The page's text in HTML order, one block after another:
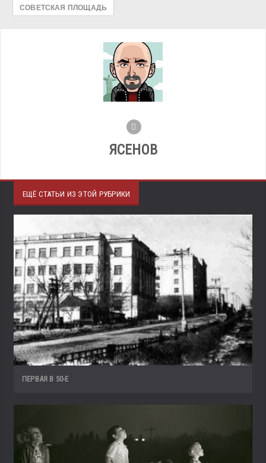
СОВЕТСКАЯ ПЛОЩАДЬ
ЯСЕНОВ
ЕЩЁ СТАТЬИ ИЗ ЭТОЙ РУБРИКИ
ПЕРВАЯ В 50-Е